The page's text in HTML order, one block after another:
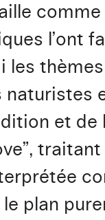
l’ont
les
et
plan